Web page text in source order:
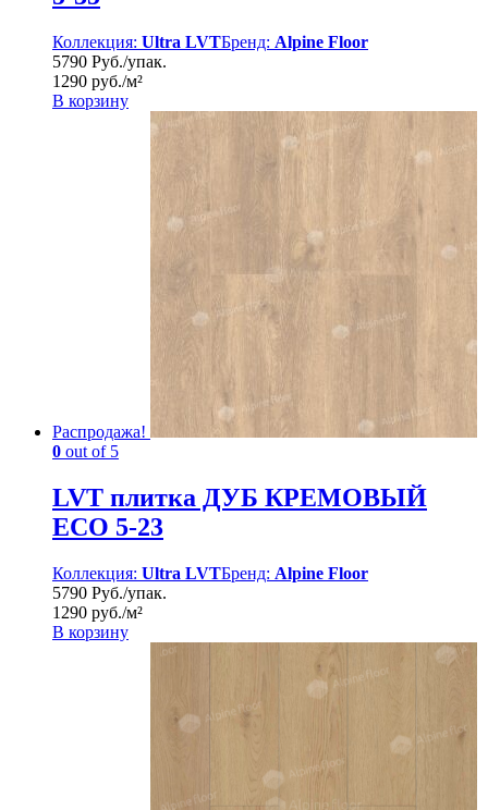
Коллекция: Ultra LVTБренд: Alpine Floor
5790 Руб./упак.
1290 руб./м²
В корзину
Распродажа!
0 out of 5
LVT плитка ДУБ КРЕМОВЫЙ
ECO 5-23
Коллекция: Ultra LVTБренд: Alpine Floor
5790 Руб./упак.
1290 руб./м²
В корзину